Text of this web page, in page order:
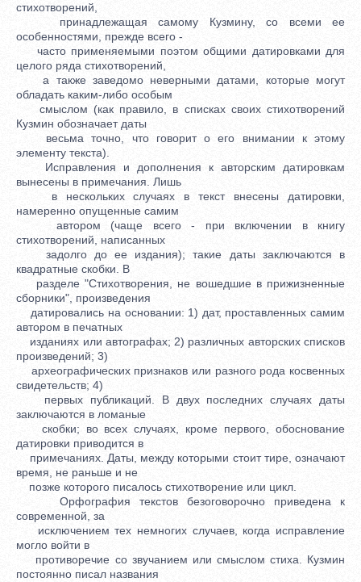
стихотворений,
принадлежащая самому Кузмину, со всеми ее
особенностями, прежде всего -
часто применяемыми поэтом общими датировками для
целого ряда стихотворений,
а также заведомо неверными датами, которые могут
обладать каким-либо особым
смыслом (как правило, в списках своих стихотворений
Кузмин обозначает даты
весьма точно, что говорит о его внимании к этому
элементу текста).
Исправления и дополнения к авторским датировкам
вынесены в примечания. Лишь
в нескольких случаях в текст внесены датировки,
намеренно опущенные самим
автором (чаще всего - при включении в книгу
стихотворений, написанных
задолго до ее издания); такие даты заключаются в
квадратные скобки. В
разделе "Стихотворения, не вошедшие в прижизненные
сборники", произведения
датировались на основании: 1) дат, проставленных самим
автором в печатных
изданиях или автографах; 2) различных авторских списков
произведений; 3)
археографических признаков или разного рода косвенных
свидетельств; 4)
первых публикаций. В двух последних случаях даты
заключаются в ломаные
скобки; во всех случаях, кроме первого, обоснование
датировки приводится в
примечаниях. Даты, между которыми стоит тире, означают
время, не раньше и не
позже которого писалось стихотворение или цикл.
Орфография текстов безоговорочно приведена к
современной, за
исключением тех немногих случаев, когда исправление
могло войти в
противоречие со звучанием или смыслом стиха. Кузмин
постоянно писал названия